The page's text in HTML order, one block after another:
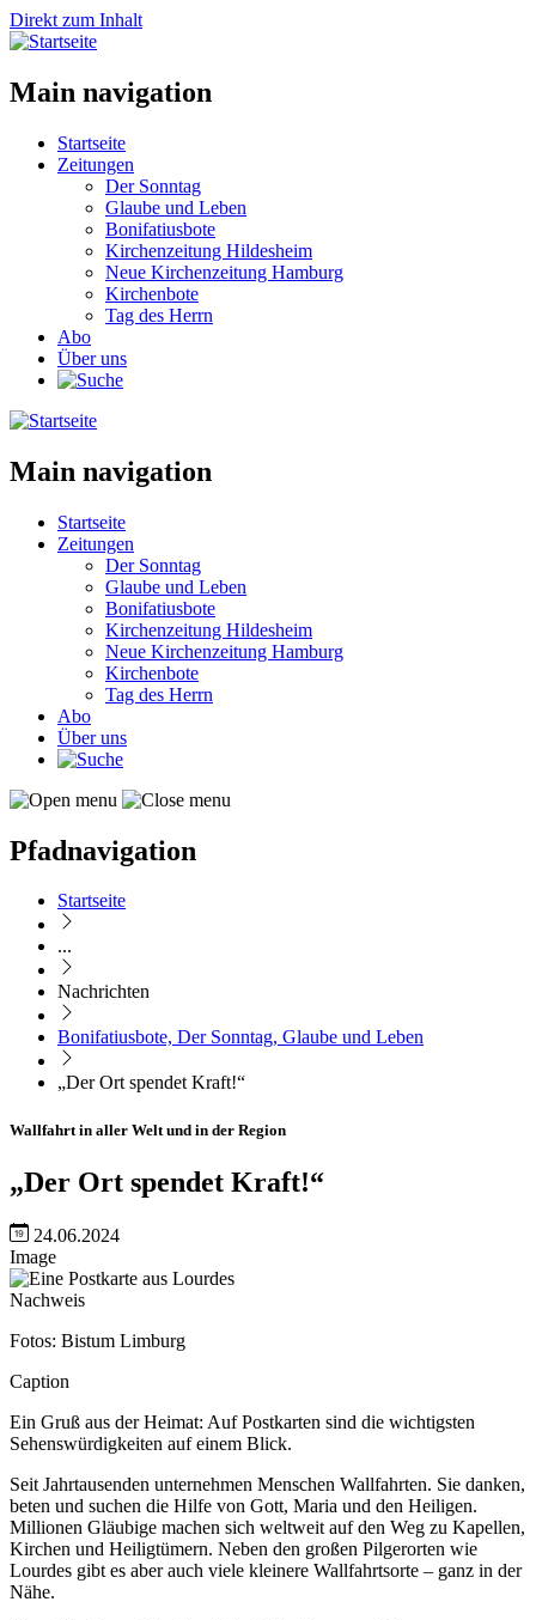
Direkt zum Inhalt
Main navigation
Startseite
Zeitungen
Der Sonntag
Glaube und Leben
Bonifatiusbote
Kirchenzeitung Hildesheim
Neue Kirchenzeitung Hamburg
Kirchenbote
Tag des Herrn
Abo
Über uns
Main navigation
Startseite
Zeitungen
Der Sonntag
Glaube und Leben
Bonifatiusbote
Kirchenzeitung Hildesheim
Neue Kirchenzeitung Hamburg
Kirchenbote
Tag des Herrn
Abo
Über uns
Pfadnavigation
Startseite
...
Nachrichten
Bonifatiusbote, Der Sonntag, Glaube und Leben
„Der Ort spendet Kraft!“
Wallfahrt in aller Welt und in der Region
„Der Ort spendet Kraft!“
24.06.2024
Image
Nachweis
Fotos: Bistum Limburg
Caption
Ein Gruß aus der Heimat: Auf Postkarten sind die wichtigsten
Sehenswürdigkeiten auf einem Blick.
Seit Jahrtausenden unternehmen Menschen Wallfahrten. Sie danken,
beten und suchen die Hilfe von Gott, Maria und den Heiligen.
Millionen Gläubige machen sich weltweit auf den Weg zu Kapellen,
Kirchen und Heiligtümern. Neben den großen Pilgerorten wie
Lourdes gibt es aber auch viele kleinere Wallfahrtsorte – ganz in der
Nähe.